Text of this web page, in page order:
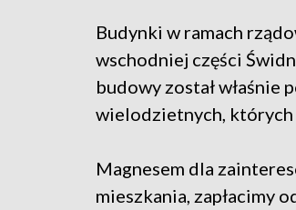
Budynki w ramach
wschodniej części
budowy został właśnie
wielodzietnych, których
Magnesem dla
mieszkania, zapłacimy